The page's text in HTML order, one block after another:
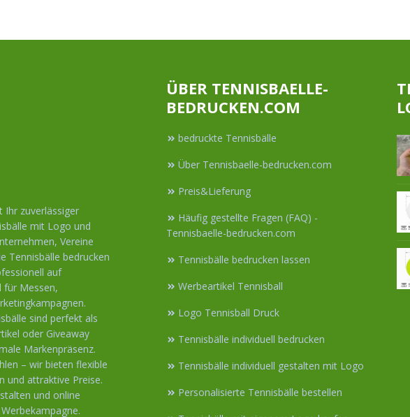
Ihr zuverlässiger
mit Logo und
Vereine
Tennisbälle bedrucken
auf
für Messen,
sind perfekt als
oder Giveaway
Markenpräsenz.
– wir bieten flexible
und attraktive Preise.
und online
ÜBER TENNISBAELLE-
BEDRUCKEN.COM
bedruckte Tennisbälle
Über Tennisbaelle-bedrucken.com
Preis&Lieferung
Häufig gestellte Fragen (FAQ) -
Tennisbaelle-bedrucken.com
Tennisbälle bedrucken lassen
Werbeartikel Tennisball
Logo Tennisball Druck
Tennisbälle individuell bedrucken
Tennisbälle individuell gestalten mit Logo
Personalisierte Tennisbälle bestellen